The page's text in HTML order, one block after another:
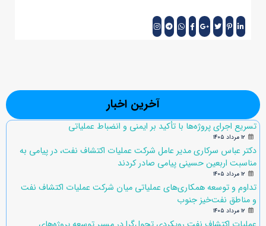
آخرین اخبار
تسریع اجرای پروژه‌ها با تأکید بر ایمنی و انضباط عملیاتی
۱۲ مرداد ۱۴۰۵
دکتر عباس سرکاری مدیر عامل شرکت عملیات اکتشاف نفت، در پیامی به
مناسبت اربعین حسینی پیامی صادر کردند
۱۲ مرداد ۱۴۰۵
تداوم و توسعه همکاری‌های عملیاتی میان شرکت عملیات اکتشاف نفت
و مناطق نفت‌خیز جنوب
۱۲ مرداد ۱۴۰۵